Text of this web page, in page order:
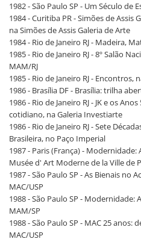
1982 - São Paulo SP - Um Século de
1984 - Curitiba PR - Simões de
na Simões de Assis Galeria de Arte
1984 - Rio de Janeiro RJ - Madeira,
1985 - Rio de Janeiro RJ - 8º Salão
MAM/RJ
1985 - Rio de Janeiro RJ - Encontros,
1986 - Brasília DF - Brasília: trilha
1986 - Rio de Janeiro RJ - JK e os
cotidiano, na Galeria Investiarte
1986 - Rio de Janeiro RJ - Sete
Brasileira, no Paço Imperial
1987 - Paris (França) - Modernidade:
Musée d' Art Moderne de la Ville de
1987 - São Paulo SP - As Bienais no
MAC/USP
1988 - São Paulo SP - Modernidade:
MAM/SP
1988 - São Paulo SP - MAC 25 anos:
MAC/USP